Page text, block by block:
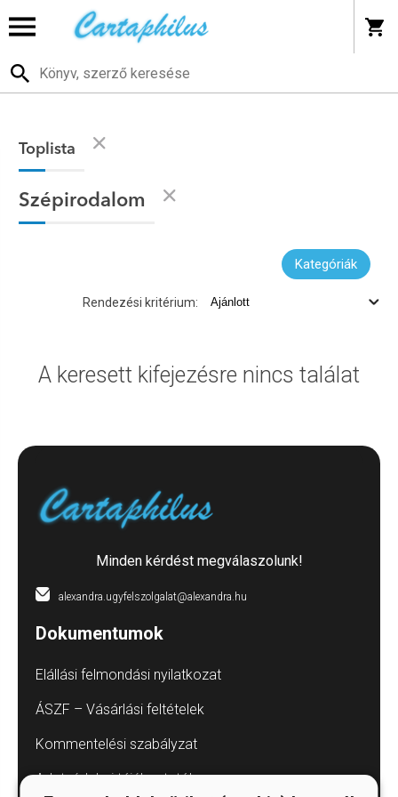
Toplista
Szépirodalom
Kategóriák
Rendezési kritérium:
A keresett kifejezésre nincs találat
Minden kérdést megválaszolunk!
alexandra.ugyfelszolgalat@alexandra.hu
Dokumentumok
Elállási felmondási nyilatkozat
ÁSZF – Vásárlási feltételek
Kommentelési szabályzat
Adatvédelmi tájékoztatók